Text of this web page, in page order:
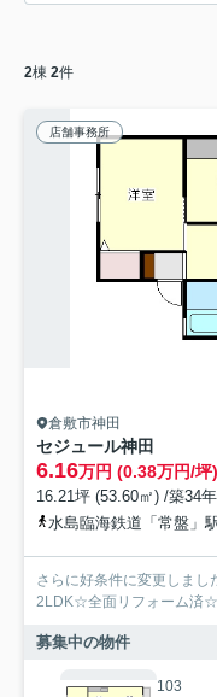
2棟 2件
店舗事務所
倉敷市神田
セジュール神田
6.16万円 (0.38万円/坪)
16.21坪 (53.60㎡) /築34
水島臨海鉄道「常盤」
さらに好条件に変更しま
2LDK☆全面リフォーム済
募集中の物件
103